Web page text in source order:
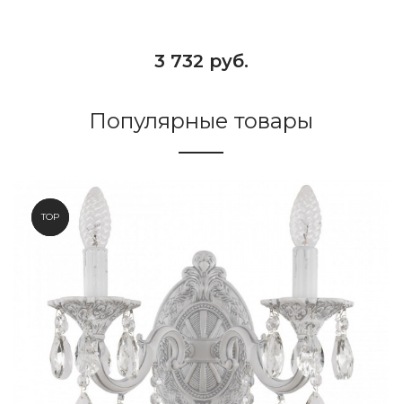
3 732 руб.
Популярные товары
NEW
TOP